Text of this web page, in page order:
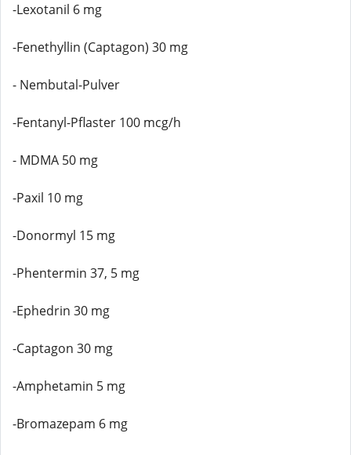
-Lexotanil 6 mg
-Fenethyllin (Captagon) 30 mg
- Nembutal-Pulver
-Fentanyl-Pflaster 100 mcg/h
- MDMA 50 mg
-Paxil 10 mg
-Donormyl 15 mg
-Phentermin 37, 5 mg
-Ephedrin 30 mg
-Captagon 30 mg
-Amphetamin 5 mg
-Bromazepam 6 mg